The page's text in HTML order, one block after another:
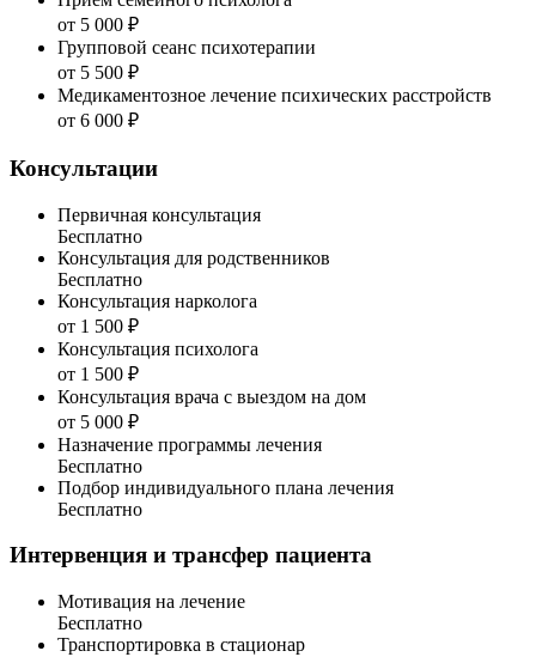
от 5 000 ₽
Групповой сеанс психотерапии
от 5 500 ₽
Медикаментозное лечение психических расстройств
от 6 000 ₽
Консультации
Первичная консультация
Бесплатно
Консультация для родственников
Бесплатно
Консультация нарколога
от 1 500 ₽
Консультация психолога
от 1 500 ₽
Консультация врача с выездом на дом
от 5 000 ₽
Назначение программы лечения
Бесплатно
Подбор индивидуального плана лечения
Бесплатно
Интервенция и трансфер пациента
Мотивация на лечение
Бесплатно
Транспортировка в стационар